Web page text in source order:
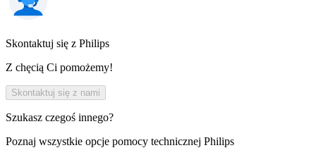
Skontaktuj się z Philips
Z chęcią Ci pomożemy!
Skontaktuj się z nami
Szukasz czegoś innego?
Poznaj wszystkie opcje pomocy technicznej Philips